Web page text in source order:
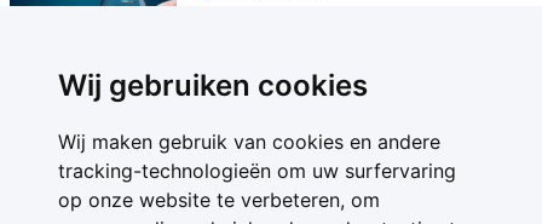
Wij gebruiken cookies
Wij maken gebruik van cookies en andere
tracking-technologieën om uw surfervaring
op onze website te verbeteren, om